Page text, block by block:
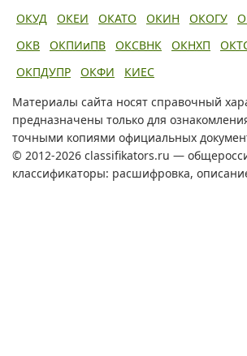
ОКУД
ОКЕИ ОКАТО ОКИН ОКОГУ
ОКВ
ОКПИиПВ ОКСВНК ОКНХП
ОКПДУПР
ОКФИ
КИЕС
Материалы сайта носят справочный
предназначены только для
точными копиями официальных
© 2012-2026 classifikators.ru —
классификаторы: расшифровка,